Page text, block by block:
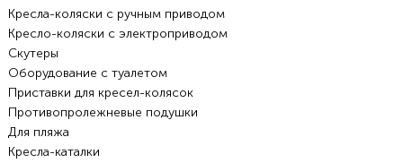
Кресла-коляски с ручным приводом
Кресло-коляски с электроприводом
Скутеры
Оборудование с туалетом
Приставки для кресел-колясок
Противопролежневые подушки
Для пляжа
Кресла-каталки